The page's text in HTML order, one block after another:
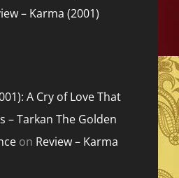
– Karma (2001)
A Cry of Love That
– Tarkan The Golden
on Review – Karma